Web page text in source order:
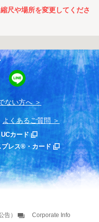
尺や場所を変更してくださ
ない⽅へ
よくあるご質問
UCカード
レス®・カード
告） Corporate Info